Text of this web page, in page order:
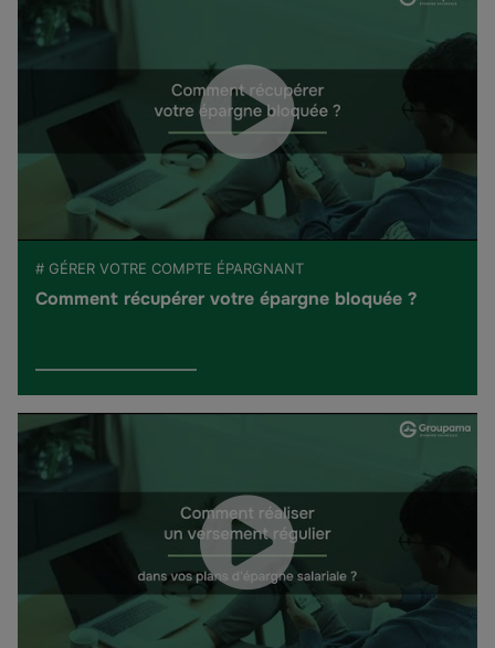
# GÉRER VOTRE COMPTE ÉPARGNANT
Comment récupérer votre épargne bloquée ?